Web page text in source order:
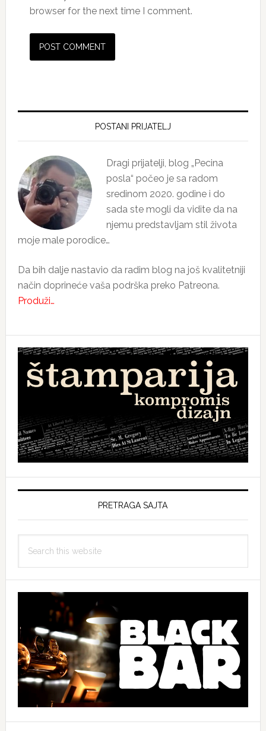
browser for the next time I comment.
Primary
POSTANI PRIJATELJ
Dragi prijatelji, blog „Pecina
posla“ počeo je sa radom
sredinom 2020. godine i do
sada ste mogli da vidite da na
njemu predstavljam stil života
moje male porodice…
Da bih dalje nastavio da radim blog na još kvalitetniji
način doprineće vaša podrška preko Patreona.
Produži…
PRETRAGA SAJTA
this